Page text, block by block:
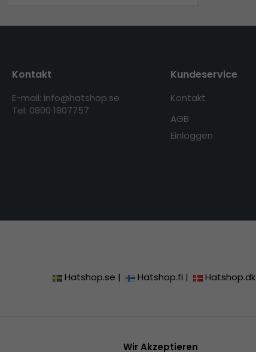
Kontakt
E-mail: info@hatshop.se
Tel: 0800 1807757
Kundeservice
Kontakt
AGB
Einloggen
Hatshop.se | Hatshop.fi | Hatshop.dk
Wir Akzeptieren